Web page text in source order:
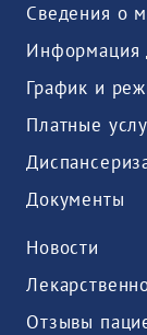
Сведения о
Информация
График и
Платные
Документы
Новости
Отзывы